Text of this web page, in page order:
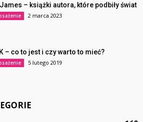
James – książki autora, które podbiły świat
2 marca 2023
– co to jest i czy warto to mieć?
5 lutego 2019